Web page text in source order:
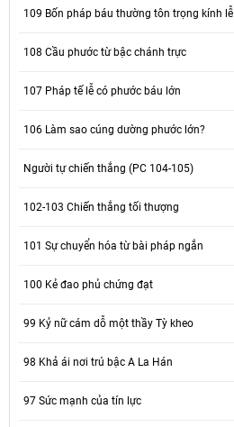
109 Bốn pháp báu thường tôn trọng kính lễ
108 Cầu phước từ bậc chánh trực
107 Pháp tế lễ có phước báu lớn
106 Làm sao cúng dường phước lớn?
Người tự chiến thắng (PC 104-105)
102-103 Chiến thắng tối thượng
101 Sự chuyển hóa từ bài pháp ngắn
100 Kẻ đao phủ chứng đạt
99 Kỷ nữ cám dỗ một thầy Tỳ kheo
98 Khả ái nơi trú bậc A La Hán
97 Sức mạnh của tín lực